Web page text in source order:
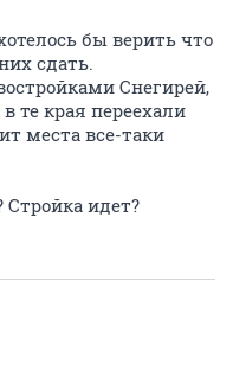
бы верить что
сдать.
Снегирей,
те края переехали
места все-таки
идет?